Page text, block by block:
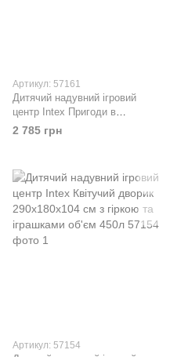
Артикул: 57161
Дитячий надувний ігровий
центр Intex Пригоди в
джунглях з гіркою та кульками
257х216х20см об'єм 493л
2 785 грн
Артикул: 57154